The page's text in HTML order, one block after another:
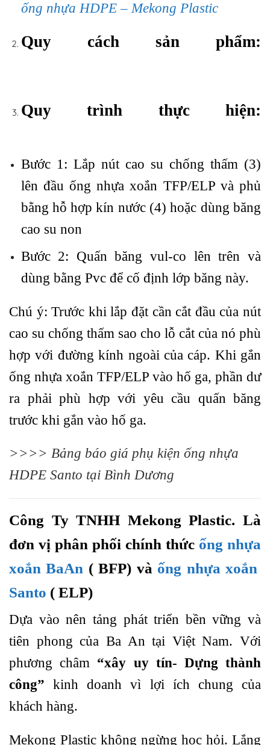
ống nhựa HDPE – Mekong Plastic
Quy cách sản phẩm:
Quy trình thực hiện:
Bước 1: Lắp nút cao su chống thấm (3)
lên đầu ống nhựa xoắn TFP/ELP và phủ
bằng hỗ hợp kín nước (4) hoặc dùng băng
cao su non
Bước 2: Quấn băng vul-co lên trên và
dùng bằng Pvc để cố định lớp băng này.
Chú ý: Trước khi lắp đặt cần cắt đầu của nút
cao su chống thấm sao cho lỗ cắt của nó phù
hợp với đường kính ngoài của cáp. Khi gắn
ống nhựa xoắn TFP/ELP vào hố ga, phần dư
ra phải phù hợp với yêu cầu quấn băng
trước khi gắn vào hố ga.
>>>> Bảng báo giá phụ kiện ống nhựa
HDPE Santo tại Bình Dương
Công Ty TNHH Mekong Plastic. Là
đơn vị phân phối chính thức ống nhựa
xoắn BaAn ( BFP) và ống nhựa xoắn
Santo ( ELP)
Dựa vào nên tảng phát triển bền vững và
tiên phong của Ba An tại Việt Nam. Với
phương châm “xây uy tín- Dựng thành
công” kinh doanh vì lợi ích chung của
khách hàng.
Mekong Plastic không ngừng học hỏi. Lắng